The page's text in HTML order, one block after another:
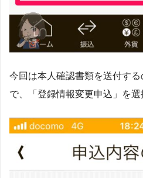
今回は本人確認書類を送付す
で、「登録情報変更申込」を選